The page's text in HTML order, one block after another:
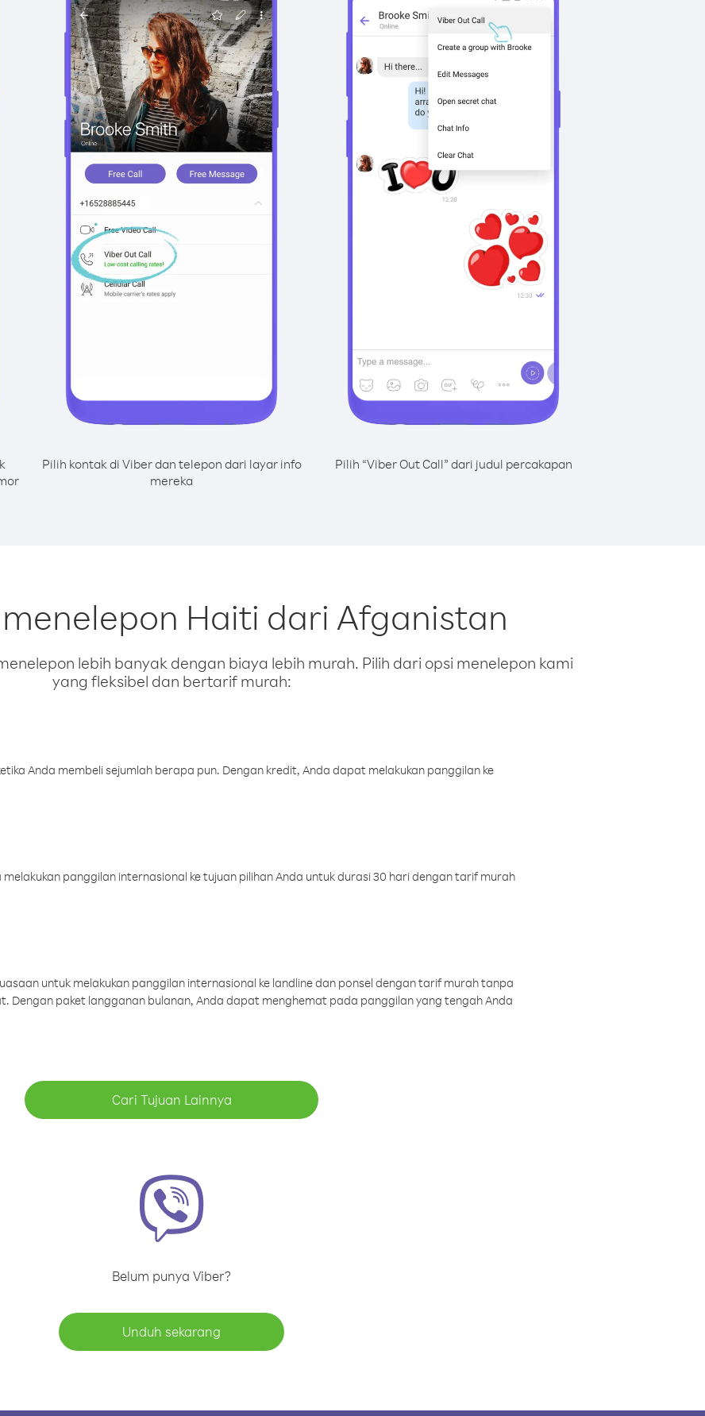
Pilih kontak di Viber dan telepon dari layar info
mereka
Pilih “Viber Out Call” dari judul percakapan
Haiti dari Afganistan
lebih banyak dengan biaya lebih murah. Pilih dari opsi menelepon kami
yang fleksibel dan bertarif murah:
Anda membeli sejumlah berapa pun. Dengan kredit, Anda dapat melakukan panggilan ke
panggilan internasional ke tujuan pilihan Anda untuk durasi 30 hari dengan tarif murah
untuk melakukan panggilan internasional ke landline dan ponsel dengan tarif murah tanpa
Dengan paket langganan bulanan, Anda dapat menghemat pada panggilan yang tengah Anda
Cari Tujuan Lainnya
Belum punya Viber?
Unduh sekarang